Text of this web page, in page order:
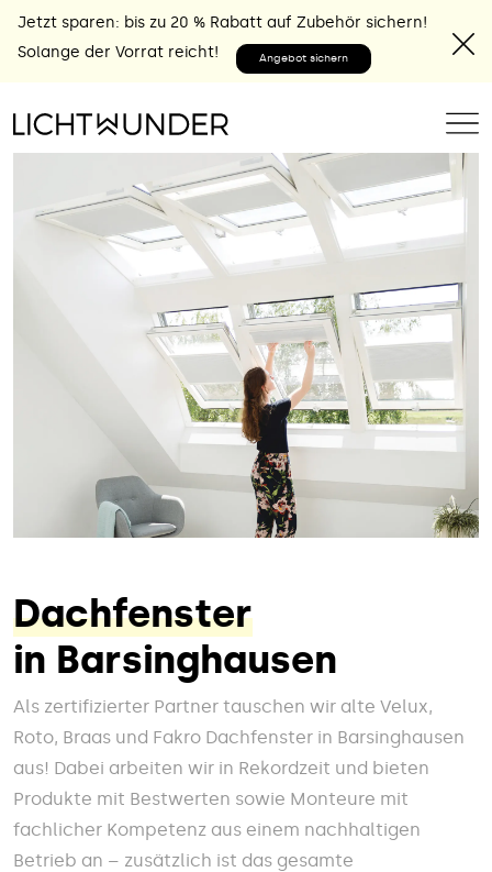
Jetzt sparen: bis zu 20 % Rabatt auf Zubehör sichern!
Solange der Vorrat reicht!
Angebot sichern
Dachfenster
in Barsinghausen
Als zertifizierter Partner tauschen wir alte Velux,
Roto, Braas und Fakro Dachfenster in Barsinghausen
aus! Dabei arbeiten wir in Rekordzeit und bieten
Produkte mit Bestwerten sowie Monteure mit
fachlicher Kompetenz aus einem nachhaltigen
Betrieb an – zusätzlich ist das gesamte